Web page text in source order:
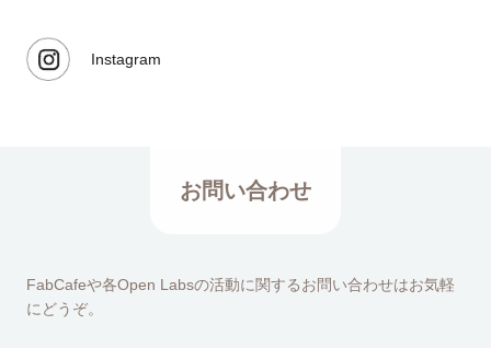
Instagram
お問い合わせ
FabCafeや各Open Labsの活動に関するお問い合わせはお気軽
にどうぞ。